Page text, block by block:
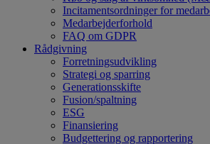
Incitamentsordninger for
Medarbejderforhold
FAQ om GDPR
Rådgivning
Forretningsudvikling
Strategi og sparring
Generationsskifte
Fusion/spaltning
ESG
Finansiering
Budgettering og rapportering